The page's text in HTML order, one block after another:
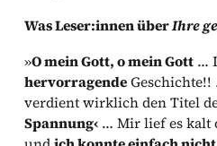
Was Leser:innen überIhre
»O mein Gott, o mein Gott …
hervorragende
verdient wirklich den Titel
Spannung‹ … Mir lief es kalt